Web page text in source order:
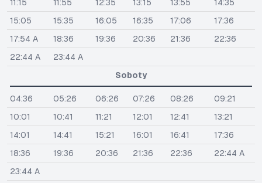
11:15
11:55 12:35 13:15 13:55
14:35
15:05
15:35 16:05 16:35 17:06
17:36
17:54 A
18:36 19:36 20:36 21:36
22:36
22:44 A
23:44 A
Soboty
04:36 05:26 06:26 07:26 08:26
09:21
10:01
10:41 11:21 12:01 12:41
13:21
14:01
14:41 15:21 16:01 16:41
17:36
18:36
19:36 20:36 21:36 22:36
22:44 A
23:44 A